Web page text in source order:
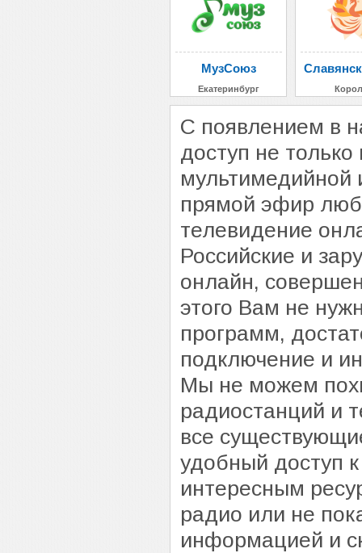
МузСоюз
Екатеринбург
С появлением в
доступ не
мультимедийной
прямой эфир
телевидение
Российские и
онлайн,
этого Вам не
программ,
подключение и
Мы не можем
радиостанций и
все
удобный доступ
интересным
радио или не
информацией и